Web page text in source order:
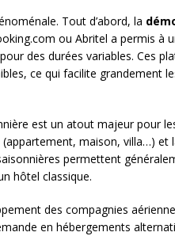
Tout d’abord, la
ou Abritel a permis à
des durées variables. Ces
ce qui facilite grandement
est un atout majeur pour
maison, villa…) et
permettent
hôtel classique.
des compagnies
en hébergements